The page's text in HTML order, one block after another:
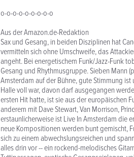
o-o-o-o-o-o-o-o-o
Aus der Amazon.de-Redaktion
Sax und Gesang, in beiden Disziplinen hat
vermitteln sich ohne Umschweife, das
angeht. Bei energetischem Funk/Jazz-Funk
Gesang und Rhythmusgruppe. Sieben Mann
Amsterdam auf der Bühne, gute Stimmung
Halle voll war, davon darf ausgegangen
ersten Hit hatte, ist sie aus der europäischen
anderem mit Dave Stewart, Van Morrison,
erstaunlicherweise ist Live In Amsterdam die
neue Kompositionen werden bunt gemischt,
sich zu einem abwechslungsreichen und
alles drin vor -- ein rockend-melodisches